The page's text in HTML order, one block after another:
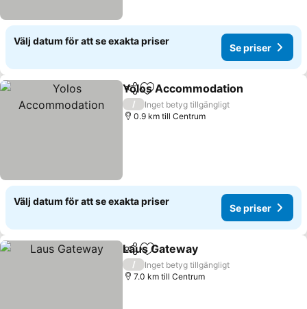
Välj datum för att se exakta priser
Se priser
Dela Lägg till i Mina Favoriter
Yolos Accommodation
/
Inget betyg tillgängligt
0.9 km till Centrum
Välj datum för att se exakta priser
Se priser
Dela Lägg till i Mina Favoriter
Laus Gateway
/
Inget betyg tillgängligt
7.0 km till Centrum